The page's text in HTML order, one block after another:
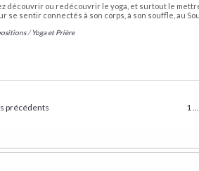
découvrir ou redécouvrir le yoga, et surtout le
se sentir connectés à son corps, à son souffle, au
/Yoga et Prière
précédents 1